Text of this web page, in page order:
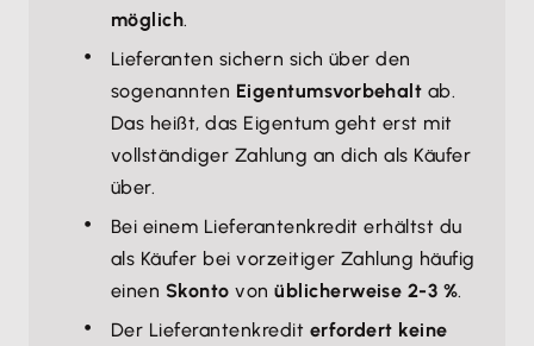
möglich.
Lieferanten sichern sich über den
sogenannten Eigentumsvorbehalt ab.
Das heißt, das Eigentum geht erst mit
vollständiger Zahlung an dich als Käufer
über.
Bei einem Lieferantenkredit erhältst du
als Käufer bei vorzeitiger Zahlung häufig
einen Skonto vonüblicherweise 2-3 %.
Der Lieferantenkredit erfordert keine